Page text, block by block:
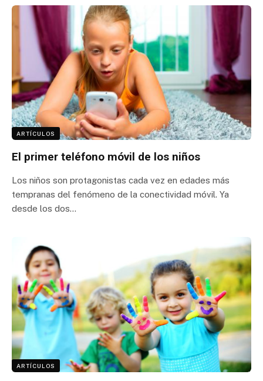
ARTÍCULOS
El primer teléfono móvil de los niños
Los niños son protagonistas cada vez en edades más
tempranas del fenómeno de la conectividad móvil. Ya
desde los dos…
ARTÍCULOS